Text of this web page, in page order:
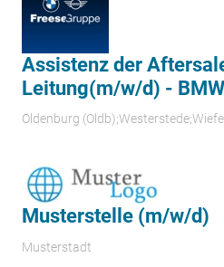
Assistenz der
Leitung(m/w/d) -
Oldenburg
Musterstelle (m/w/d)
Musterstadt